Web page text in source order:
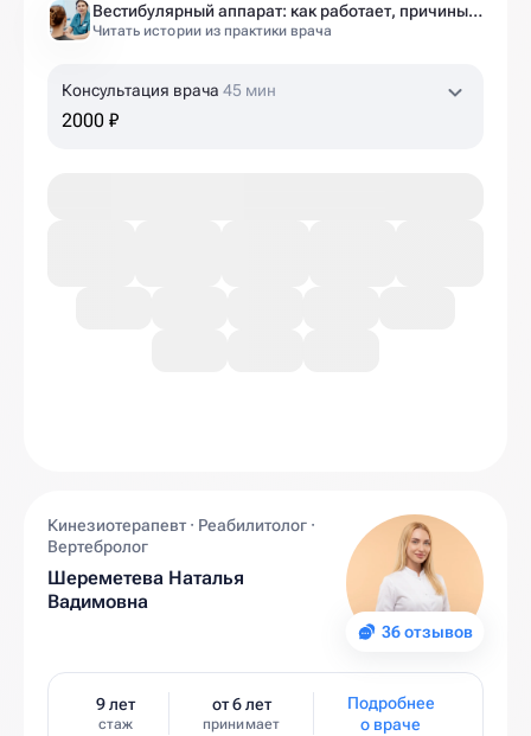
Вестибулярный аппарат: как работает, причины нарушений и как тренировать?
Читать истории из практики врача
Консультация врача 45 мин
2000 ₽
36 отзывов
Кинезиотерапевт · Реабилитолог ·
Вертебролог
Шереметева Наталья
Вадимовна
9 лет
стаж
от 6 лет
принимает
Подробнее
о враче